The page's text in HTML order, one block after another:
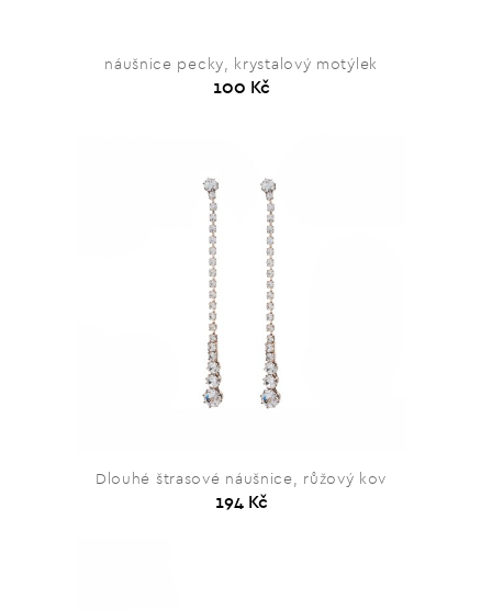
náušnice pecky, krystalový motýlek
100 Kč
Dlouhé štrasové náušnice, růžový kov
194 Kč